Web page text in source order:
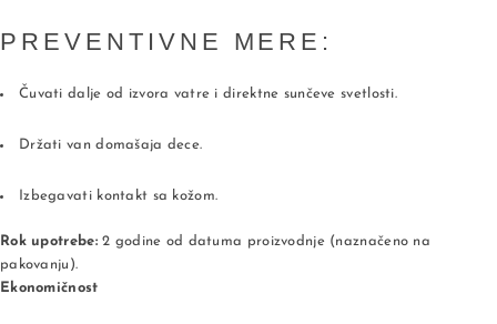
PREVENTIVNE MERE:
Čuvati dalje od izvora vatre i direktne sunčeve svetlosti.
Držati van domašaja dece.
Izbegavati kontakt sa kožom.
Rok upotrebe:2 godine od datuma proizvodnje (naznačeno na
pakovanju).
Ekonomičnost